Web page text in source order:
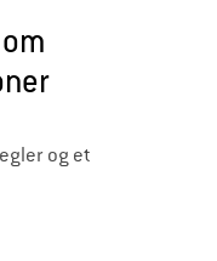
og et